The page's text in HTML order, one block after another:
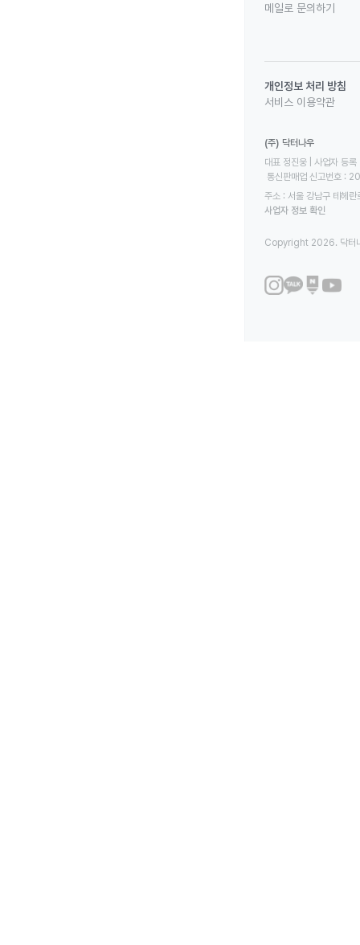
메일로 문의하기
개인정보 처리 방침
서비스 이용약관
(주) 닥터나우
대표 정진웅 | 사업자
통신판매업 신고번호
주소 : 서울 강남구 테헤
사업자 정보 확인
Copyright 2026. 닥터